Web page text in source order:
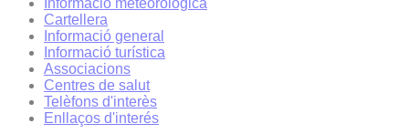
Informació meteorològica
Cartellera
Informació general
Informació turística
Associacions
Centres de salut
Telèfons d'interès
Enllaços d'interés